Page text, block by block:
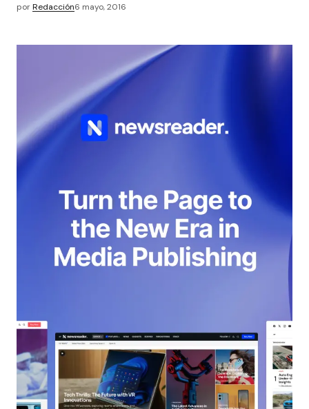
porRedacción6 mayo, 2016